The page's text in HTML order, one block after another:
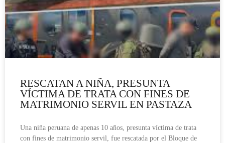
RESCATAN A NIÑA, PRESUNTA
VÍCTIMA DE TRATA CON FINES DE
MATRIMONIO SERVIL EN PASTAZA
Una niña peruana de apenas 10 años, presunta víctima de trata
con fines de matrimonio servil, fue rescatada por el Bloque de